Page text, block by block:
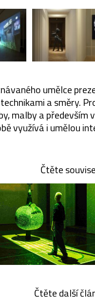
umělce
a směry.
malby a
využívá i umělou
Čtěte
Čtěte další